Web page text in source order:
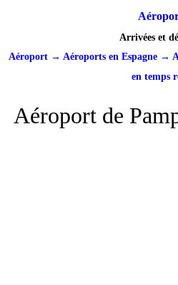
Arrivées et
Aéroport→ Aéroports en Espagne→
en temps
Aéroport de